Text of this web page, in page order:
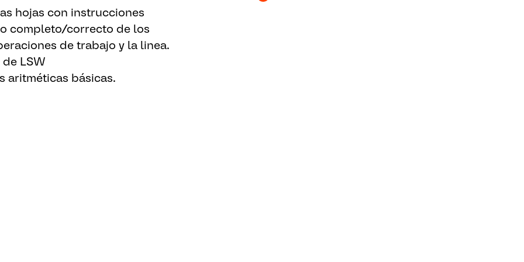
plumones, cintas, etc)
hojas con instrucciones
completo/correcto de los
de trabajo y la linea.
LSW
aritméticas básicas.